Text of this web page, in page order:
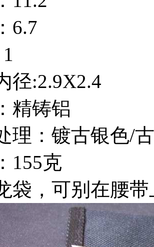
6.7
径:2.9X2.4
精铸铝
理：镀古银色/
155克
袋，可别在腰带